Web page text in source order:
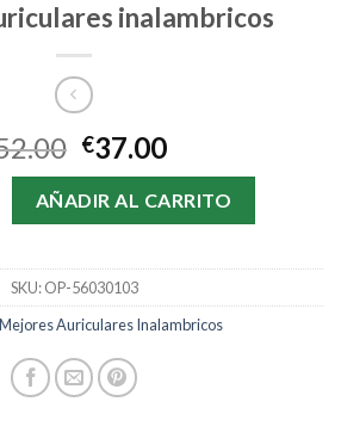
inalambricos
€37.00
inalambricos cantidad
AÑADIR AL CARRITO
SKU:OP-56030103
Mejores Auriculares Inalambricos